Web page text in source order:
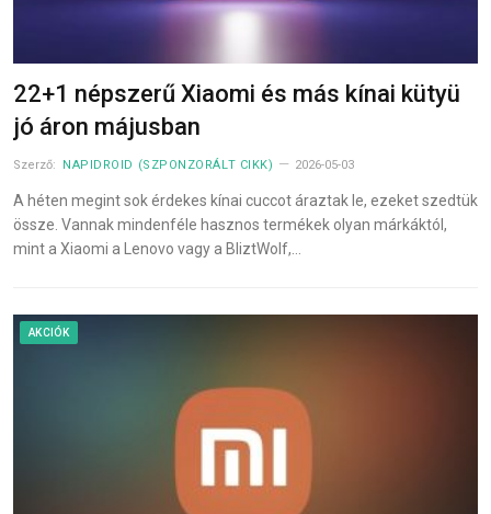
22+1 népszerű Xiaomi és más kínai kütyü
jó áron májusban
Szerző: NAPIDROID (SZPONZORÁLT CIKK) 2026-05-03
A héten megint sok érdekes kínai cuccot áraztak le, ezeket szedtük
össze. Vannak mindenféle hasznos termékek olyan márkáktól,
mint a Xiaomi a Lenovo vagy a BliztWolf,…
AKCIÓK